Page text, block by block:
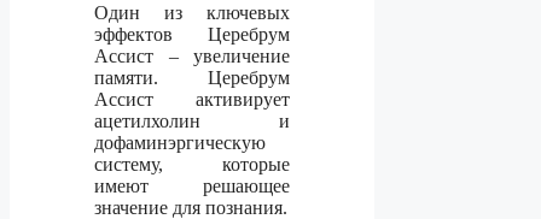
Один из ключевых
эффектов Церебрум
Ассист – увеличение
памяти. Церебрум
Ассист активирует
ацетилхолин и
дофаминэргическую
систему, которые
имеют решающее
значение для познания.